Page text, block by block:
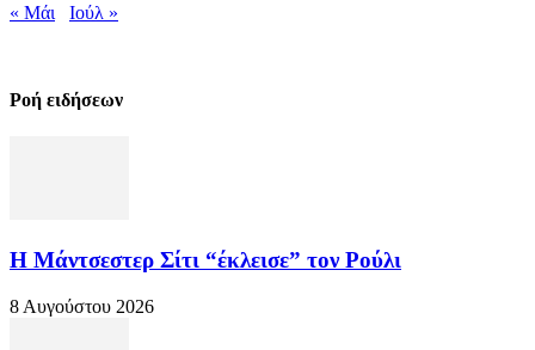
« Μάι
Ιούλ »
Ροή ειδήσεων
Η Μάντσεστερ Σίτι “έκλεισε” τον Ρούλι
8 Αυγούστου 2026